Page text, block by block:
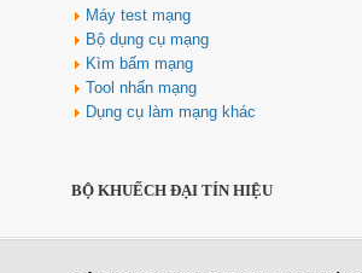
Giá: 1,670,000 VNĐ
Máy test mạng
Bộ dụng cụ mạng
Kìm bấm mạng
Tool nhấn mạng
Dụng cụ làm mạng khác
BỘ KHUẾCH ĐẠI TÍN HIỆU